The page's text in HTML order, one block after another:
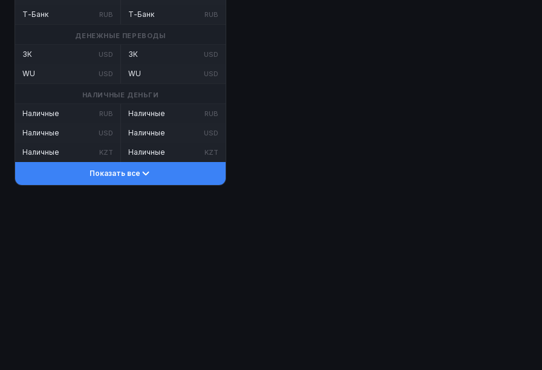
Т-Банк RUB Т-Банк RUB
ДЕНЕЖНЫЕ ПЕРЕВОДЫ
ЗК USD
WU USD
ЗК USD
WU USD
НАЛИЧНЫЕ ДЕНЬГИ
Наличные RUB
Наличные USD
Наличные KZT
Наличные RUB
Наличные USD
Наличные KZT
Показать все